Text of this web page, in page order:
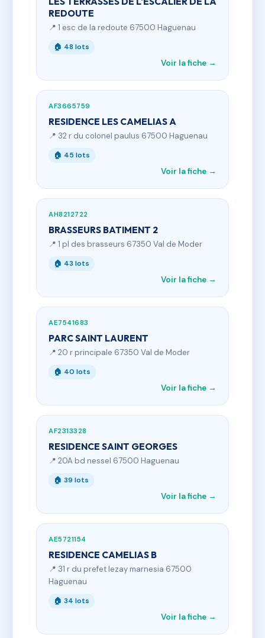
REDOUTE
📍 1 esc de la redoute 67500 Haguenau
🏠 48 lots
Voir la fiche →
AF3665759
RESIDENCE LES CAMELIAS A
📍 32 r du colonel paulus 67500 Haguenau
🏠 45 lots
Voir la fiche →
AH8212722
BRASSEURS BATIMENT 2
📍 1 pl des brasseurs 67350 Val de Moder
🏠 43 lots
Voir la fiche →
AE7541683
PARC SAINT LAURENT
📍 20 r principale 67350 Val de Moder
🏠 40 lots
Voir la fiche →
AF2313328
RESIDENCE SAINT GEORGES
📍 20A bd nessel 67500 Haguenau
🏠 39 lots
Voir la fiche →
AE5721154
RESIDENCE CAMELIAS B
📍 31 r du prefet lezay marnesia 67500
Haguenau
🏠 34 lots
Voir la fiche →